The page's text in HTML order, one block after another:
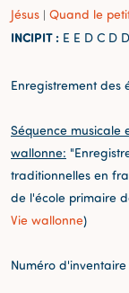
Jésus | Quand le
INCIPIT : E E D C D
Enregistrement des
Séquence musicale
wallonne:
traditionnelles en
de l'école primaire
Vie wallonne)
Numéro